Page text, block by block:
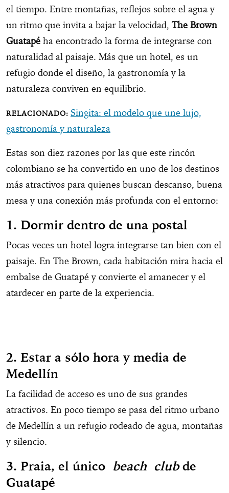
el tiempo. Entre montañas, reflejos sobre el agua y
un ritmo que invita a bajar la velocidad,The Brown
Guatapé ha encontrado la forma de integrarse con
naturalidad al paisaje. Más que un hotel, es un
refugio donde el diseño, la gastronomía y la
naturaleza conviven en equilibrio.
Singita: el modelo que une lujo,
gastronomía y naturaleza
Estas son diez razones por las que este rincón
colombiano se ha convertido en uno de los destinos
más atractivos para quienes buscan descanso, buena
mesa y una conexión más profunda con el entorno:
1. Dormir dentro de una postal
Pocas veces un hotel logra integrarse tan bien con el
paisaje. En The Brown, cada habitación mira hacia el
embalse de Guatapé y convierte el amanecer y el
atardecer en parte de la experiencia.
2. Estar a sólo hora y media de
Medellín
La facilidad de acceso es uno de sus grandes
atractivos. En poco tiempo se pasa del ritmo urbano
de Medellín a un refugio rodeado de agua, montañas
y silencio.
3. Praia, el único beach clubde
Guatapé